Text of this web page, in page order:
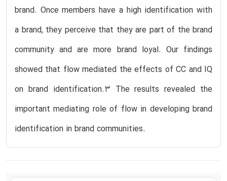
brand. Once members have a high identification with
a brand, they perceive that they are part of the brand
community and are more brand loyal. Our findings
showed that flow mediated the effects of CC and IQ
on brand identification.3 The results revealed the
important mediating role of flow in developing brand
identification in brand communities.